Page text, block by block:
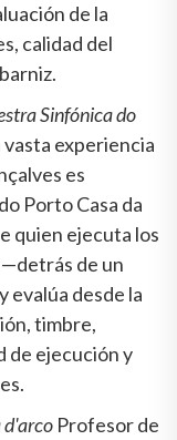
de la
calidad del
Sinfónica do
experiencia
es
Porto Casa da
quien ejecuta los
de un
evalúa desde la
timbre,
de ejecución y
d'arco Profesor de